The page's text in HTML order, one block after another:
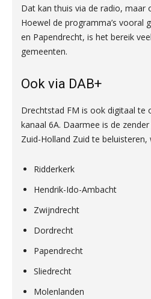
Dat kan thuis via de radio, maar
Hoewel de programma’s vooral
en Papendrecht, is het bereik
gemeenten.
Ook via DAB+
Drechtstad FM is ook digitaal te
kanaal 6A. Daarmee is de
Zuid-Holland Zuid te beluisteren,
Ridderkerk
Hendrik-Ido-Ambacht
Zwijndrecht
Dordrecht
Papendrecht
Sliedrecht
Molenlanden